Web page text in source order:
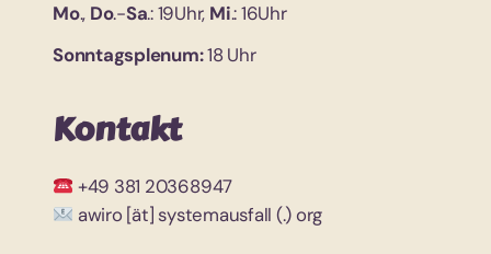
Mo., Do.-Sa.: 19Uhr, Mi.: 16Uhr
Sonntagsplenum:18 Uhr
Kontakt
+49 381 20368947
awiro [ät] systemausfall (.) org